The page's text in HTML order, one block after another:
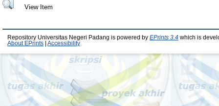
View Item
Repository Universitas Negeri Padang is powered by EPrints 3.4 which is
About EPrints
Accessibility